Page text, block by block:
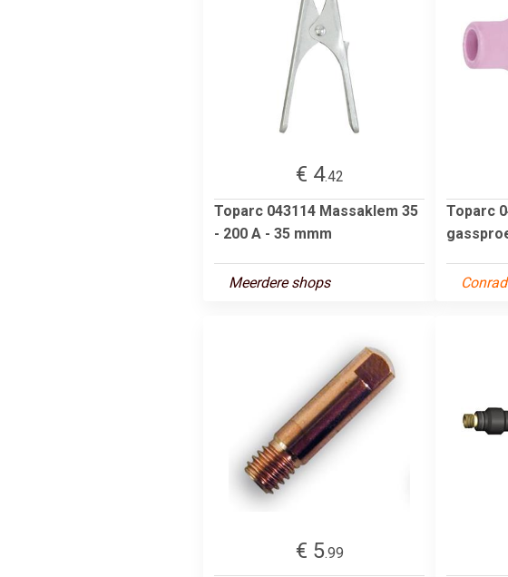
€ 4.42
Toparc 043114 Massaklem 35
- 200 A - 35 mmm
Meerdere shops
Toparc
€ 5.99